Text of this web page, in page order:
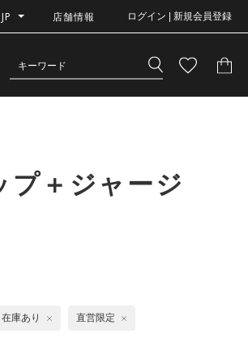
JP 店舗情報 ログイン | 新規会員登録
プ＋ジャージ
在庫あり 直営限定